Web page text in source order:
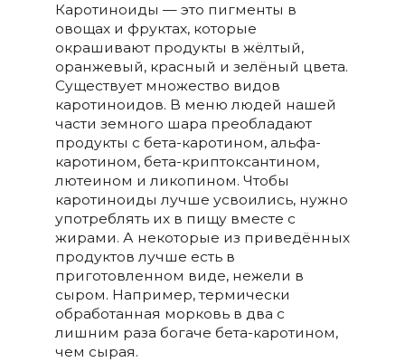
Каротиноиды — это пигменты в
овощах и фруктах, которые
окрашивают продукты в жёлтый,
оранжевый, красный и зелёный цвета.
Существует множество видов
каротиноидов. В меню людей нашей
части земного шара преобладают
продукты с бета-каротином, альфа-
каротином, бета-криптоксантином,
лютеином и ликопином. Чтобы
каротиноиды лучше усвоились, нужно
употреблять их в пищу вместе с
жирами. А некоторые из приведённых
продуктов лучше есть в
приготовленном виде, нежели в
сыром. Например, термически
обработанная морковь в два с
лишним раза богаче бета-каротином,
чем сырая.